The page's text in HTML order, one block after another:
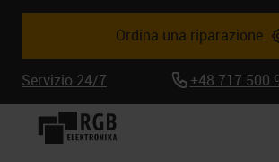
Ordina una riparazione
Servizio 24/7 +48 717 500